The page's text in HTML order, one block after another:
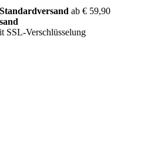
ab € 59,90
SSL-Verschlüsselung